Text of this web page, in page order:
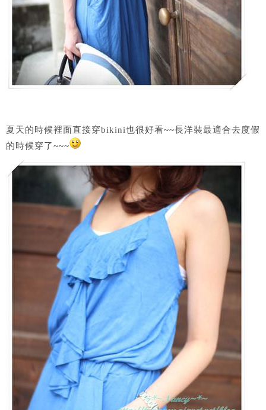
夏天的時候裡面直接穿bikini也很好看~~長洋裝最適合去度假
的時候穿了~~~